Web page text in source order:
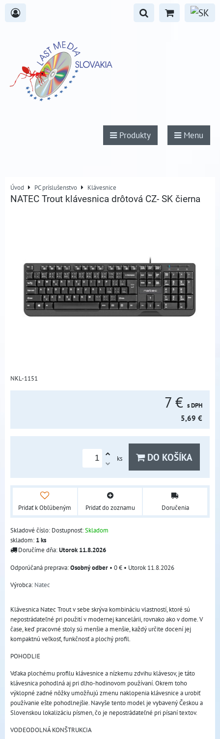
Produkty Menu
Úvod PC príslušenstvo Klávesnice
NATEC Trout klávesnica drôtová CZ- SK čierna
NKL-1151
7 € s DPH
5,69 €
ks DO KOŠÍKA
Pridať k Obľúbeným Pridať do zoznamu Doručenia
Skladové číslo: Dostupnosť:Skladom
skladom: 1ks
Doručíme dňa:Utorok11.8.2026
Osobný odber • 0 € • Utorok 11.8.2026
Výrobca: Natec
Klávesnica Natec Trout v sebe skrýva kombináciu vlastností, ktoré sú
nepostrádateľné pri použití v modernej kancelárii, rovnako ako v dome. V
čase, keď pracovné stoly sú menšie a menšie, každý určite docení jej
kompaktnú veľkosť, funkčnosť a plochý profil.
POHODLIE
Vďaka plochému profilu klávesnice a nízkemu zdvihu klávesov, je táto
klávesnica pohodlná aj pri dlho-hodinovom používaní. Okrem toho
výklopné zadné nôžky umožňujú zmenu naklopenia klávesnice a urobiť
používanie ešte pohodlnejšie. Navyše tento model je vybavený Českou a
Slovenskou lokalizáciu písmen, čo je nepostrádateľné pri písaní textov.
VODEODOLNÁ KONŠTRUKCIA